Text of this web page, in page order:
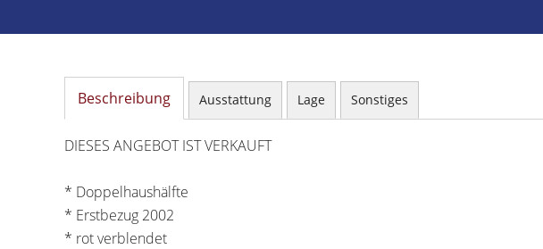
Beschreibung Ausstattung Lage Sonstiges
DIESES ANGEBOT IST VERKAUFT
* Doppelhaushälfte
* Erstbezug 2002
* rot verblendet